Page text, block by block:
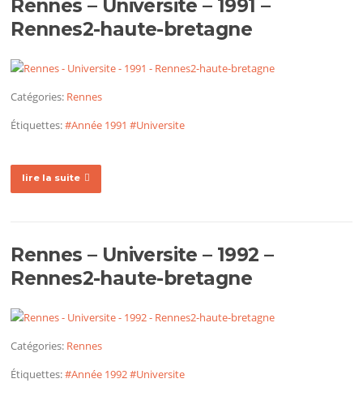
Rennes – Universite – 1991 –
Rennes2-haute-bretagne
Catégories: Rennes
Étiquettes:#Année 1991 #Universite
lire la suite
Rennes – Universite – 1992 –
Rennes2-haute-bretagne
Catégories: Rennes
Étiquettes:#Année 1992#Universite